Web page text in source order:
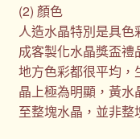
(2) 顏色
人造水晶特別是具
成客製化水晶獎盃
地方色彩都很平均
晶上極為明顯，黃
至整塊水晶，並非整